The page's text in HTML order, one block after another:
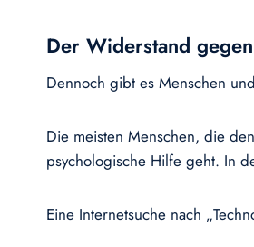
Der Widerstand
Dennoch gibt es Menschen
Die meisten Menschen, die
psychologische Hilfe geht. In
Eine Internetsuche nach